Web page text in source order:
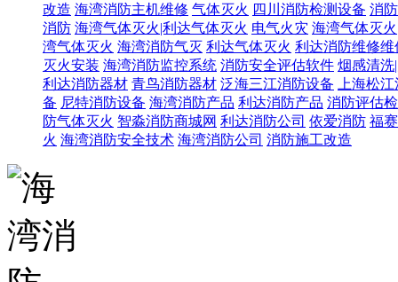
改造 海湾消防主机维修 气体灭火 四川消防检测设备 消
消防 海湾气体灭火|利达气体灭火 电气火灾 海湾气体灭
湾气体灭火 海湾消防气灭 利达气体灭火 利达消防维修维
灭火安装 海湾消防监控系统 消防安全评估软件 烟感清洗
利达消防器材 青鸟消防器材 泛海三江消防设备
上海松
备 尼特消防设备 海湾消防产品 利达消防产品 消防评估
防气体灭火 智淼消防商城网 利达消防公司 依爱消防 福
火 海湾消防安全技术 海湾消防公司 消防施工改造